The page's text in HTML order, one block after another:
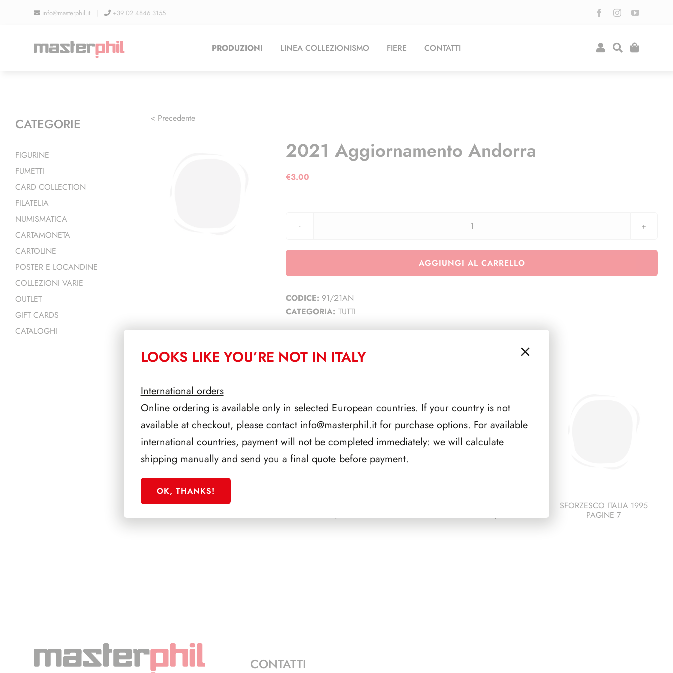
info@masterphil.it | +39 02 4846 3155
PRODUZIONI LINEA COLLEZIONISMO FIERE CONTATTI
< Precedente
2021 Aggiornamento Andorra
€3.00
2021
Andorra
AGGIUNGI AL CARRELLO
CODICE: 91/21AN
CATEGORIA: TUTTI
PRODOTTI CORRELATI
SFORZESCO ITALIA 1996
PAGINE 6
1945/1948
NAPOLITANO 2006/2013
SFORZESCO ITALIA 1995
PAGINE 7
CATEGORIE
FIGURINE
FUMETTI
CARD COLLECTION
FILATELIA
NUMISMATICA
CARTAMONETA
CARTOLINE
POSTER E LOCANDINE
COLLEZIONI VARIE
OUTLET
GIFT CARDS
CATALOGHI
CONTATTI
LOOKS LIKE YOU’RE NOT IN ITALY
International orders
Online ordering is available only in selected European countries. If your country is not
available at checkout, please contact info@masterphil.itfor purchase options. For available
international countries, payment will not be completed immediately: we will calculate
shipping manually and send you a final quote before payment.
OK, THANKS!